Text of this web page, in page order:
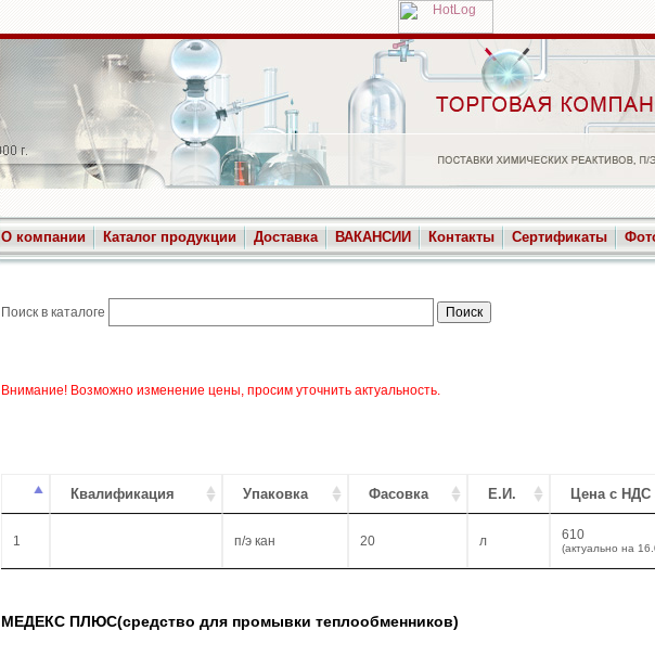
О компании Каталог продукции Доставка ВАКАНСИИ Контакты Сертификаты
Поиск в каталоге
Внимание! Возможно изменение цены, просим уточнить актуальность.
Квалификация Упаковка Фасовка Е.И. Цена с НДС
1 п/э кан 20 л 610
(актуально на
МЕДЕКС ПЛЮС(средство для промывки теплообменников)